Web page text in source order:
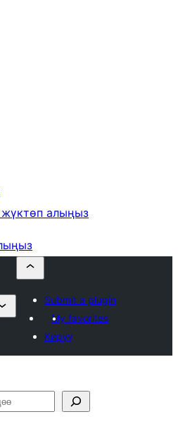
жүктөп алыңыз
Submit a plugin
My favorites
Кирүү